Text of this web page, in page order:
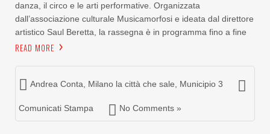
danza, il circo e le arti performative. Organizzata
dall’associazione culturale Musicamorfosi e ideata dal direttore
artistico Saul Beretta, la rassegna è in programma fino a fine
READ MORE
Andrea Conta Milano la città che sale Municipio 3
Comunicati Stampa No Comments »